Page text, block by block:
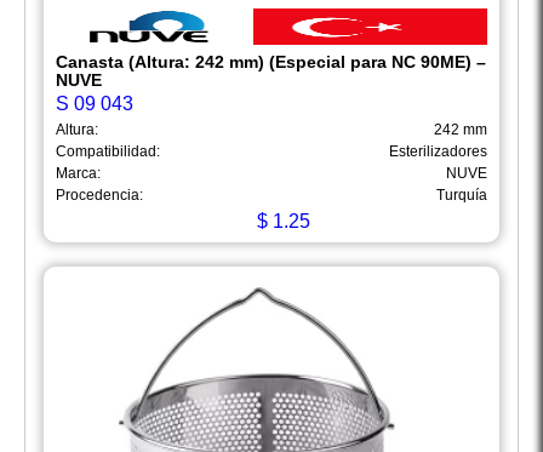
Canasta (Altura: 242 mm) (Especial para NC 90ME) –
NUVE
S 09 043
Altura:
242 mm
Compatibilidad:
Esterilizadores
Marca:
NUVE
Procedencia:
Turquía
$ 1.25